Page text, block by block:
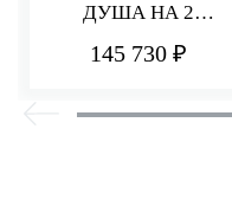
ДУША НА 2
ПОТРЕБИТЕЛЯ
145 730 ₽